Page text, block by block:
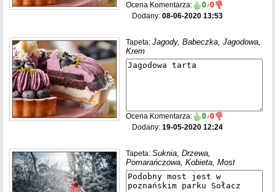
Ocena Komentarza: 0 / 0
Dodany: 08-06-2020 13:53
Tapeta: Jagody, Babeczka, Jagodowa,
Krem
Ocena Komentarza: 0 / 0
Dodany: 19-05-2020 12:24
Tapeta: Suknia, Drzewa,
Pomarańczowa, Kobieta, Most